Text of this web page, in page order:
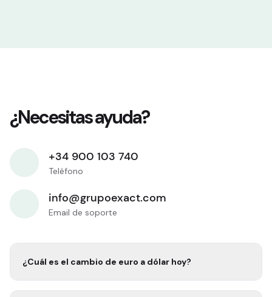
¿Necesitas ayuda?
+34 900 103 740
Teléfono
info@grupoexact.com
Email de soporte
¿Cuál es el cambio de euro a dólar hoy?